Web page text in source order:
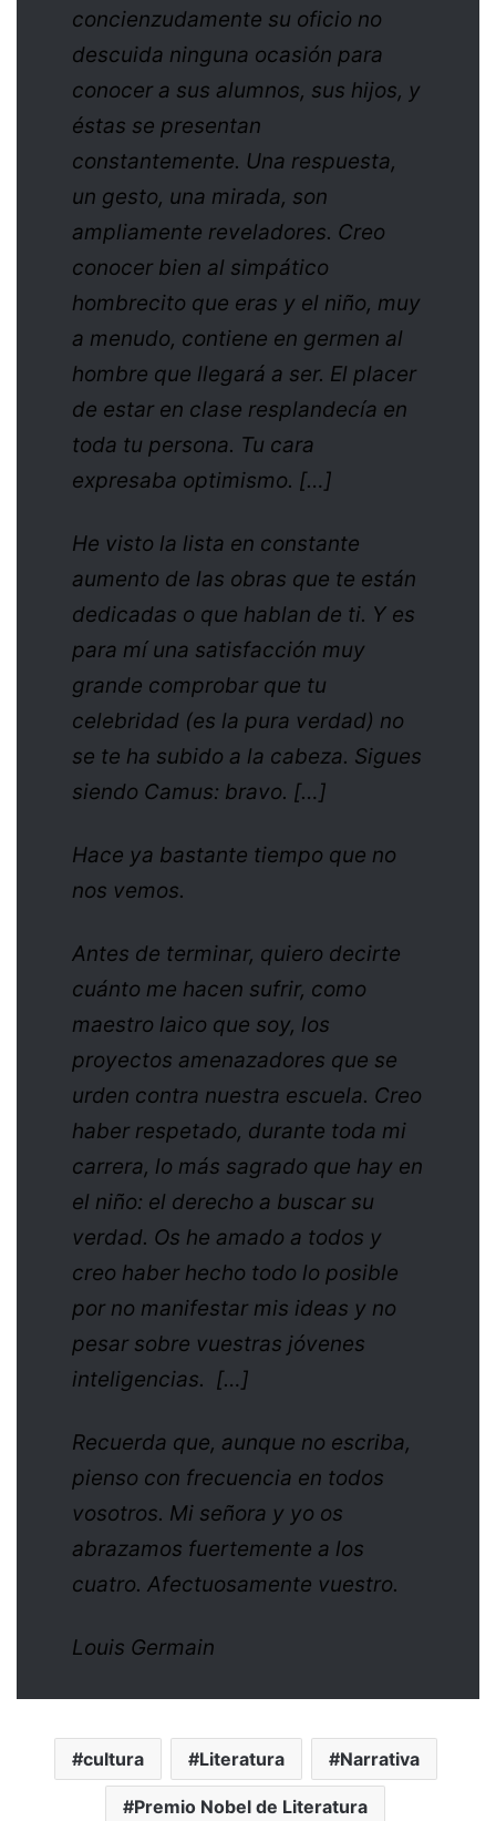
concienzudamente su oficio no
descuida ninguna ocasión para
conocer a sus alumnos, sus hijos, y
éstas se presentan
constantemente. Una respuesta,
un gesto, una mirada, son
ampliamente reveladores. Creo
conocer bien al simpático
hombrecito que eras y el niño, muy
a menudo, contiene en germen al
hombre que llegará a ser. El placer
de estar en clase resplandecía en
toda tu persona. Tu cara
expresaba optimismo. […]
He visto la lista en constante
aumento de las obras que te están
dedicadas o que hablan de ti. Y es
para mí una satisfacción muy
grande comprobar que tu
celebridad (es la pura verdad) no
se te ha subido a la cabeza. Sigues
siendo Camus: bravo. […]
Hace ya bastante tiempo que no
nos vemos.
Antes de terminar, quiero decirte
cuánto me hacen sufrir, como
maestro laico que soy, los
proyectos amenazadores que se
urden contra nuestra escuela. Creo
haber respetado, durante toda mi
carrera, lo más sagrado que hay en
el niño: el derecho a buscar su
verdad. Os he amado a todos y
creo haber hecho todo lo posible
por no manifestar mis ideas y no
pesar sobre vuestras jóvenes
inteligencias. […]
Recuerda que, aunque no escriba,
pienso con frecuencia en todos
vosotros. Mi señora y yo os
abrazamos fuertemente a los
cuatro. Afectuosamente vuestro.
Louis Germain
cultura Literatura Narrativa
Premio Nobel de Literatura